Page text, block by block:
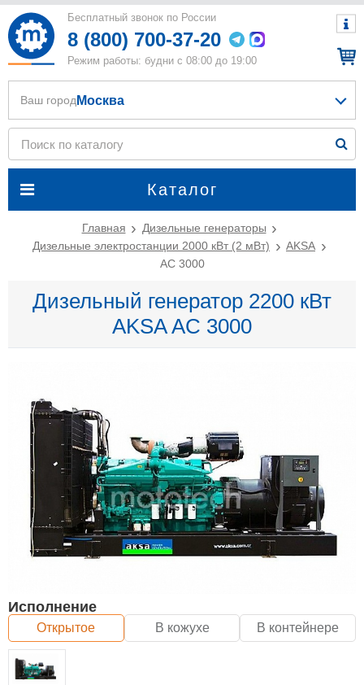
Бесплатный звонок по России
8 (800) 700-37-20
Режим работы: будни с 08:00 до 19:00
Каталог
Ваш город Москва
Главная
Дизельные генераторы
Дизельные электростанции 2000 кВт (2 мВт)
AKSA
AC 3000
Дизельный генератор 2200 кВт
AKSA AC 3000
Исполнение
Открытое В кожухе В контейнере